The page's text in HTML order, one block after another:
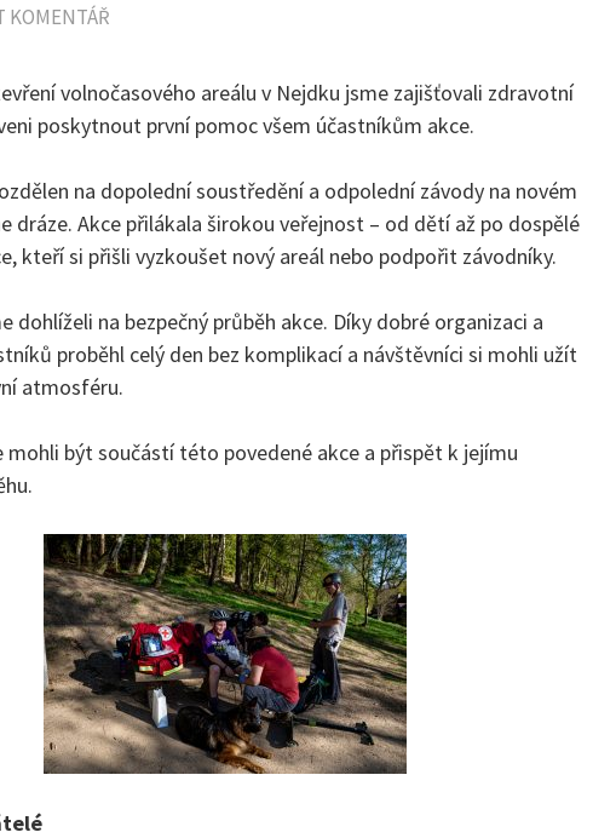
KOMENTÁŘ
volnočasového areálu v Nejdku jsme zajišťovali zdravotní
poskytnout první pomoc všem účastníkům akce.
na dopolední soustředění a odpolední závody na novém
dráze. Akce přilákala širokou veřejnost – od dětí až po dospělé
kteří si přišli vyzkoušet nový areál nebo podpořit závodníky.
dohlíželi na bezpečný průběh akce. Díky dobré organizaci a
proběhl celý den bez komplikací a návštěvníci si mohli užít
atmosféru.
mohli být součástí této povedené akce a přispět k jejímu